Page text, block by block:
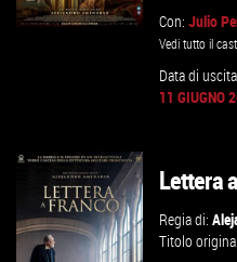
VAI ALLA SCHEDA
Con:Julio
Vedi tutto il cast
Data di
11 GIUGNO
Lettera
Regia di:
Titolo